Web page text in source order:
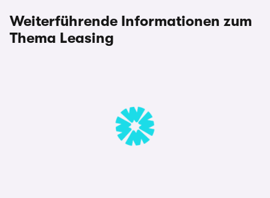
Weiterführende Informationen zum
Thema Leasing